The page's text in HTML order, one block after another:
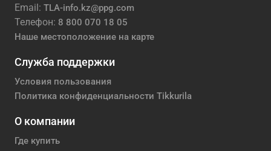
Email: TLA-info.kz@ppg.com
Телефон: 8 800 070 18 05
Наше местоположение на карте
Служба поддержки
Условия пользования
Политика конфиденциальности Tikkurila
О компании
Где купить